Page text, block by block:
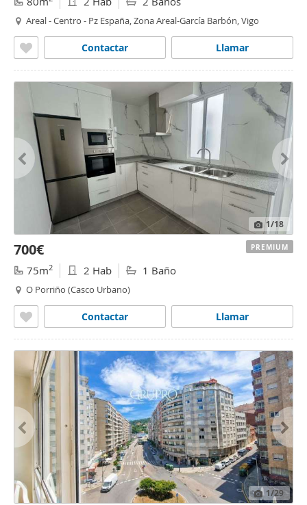
Areal - Centro - Pz España, Zona Areal-García Barbón, Vigo
Llamar
Contactar
1/18
700€
75m2 2 Hab 1 Baño
O Porriño (Casco Urbano)
Llamar
Contactar
PREMIUM
1/29